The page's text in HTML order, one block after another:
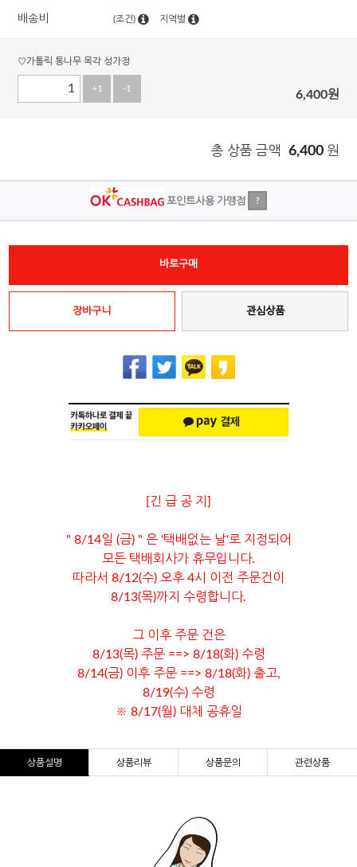
배송비 (조건) 지역별
♡가톨릭 통나무 목각 성가정
+1 -1 6,400원
총 상품 금액 6,400 원
포인트사용 가맹점 ?
바로구매
장바구니 관심상품
[긴 급 공 지]
" 8/14일 (금) " 은 '택배없는 날'로 지정되어
모든 택배회사가 휴무입니다.
따라서 8/12(수) 오후 4시 이전 주문건이
8/13(목)까지 수령합니다.
그 이후 주문 건은
8/13(목) 주문 ==> 8/18(화) 수령
8/14(금) 이후 주문 ==> 8/18(화) 출고,
8/19(수) 수령
※ 8/17(월) 대체 공휴일
상품설명 상품리뷰 상품문의 관련상품